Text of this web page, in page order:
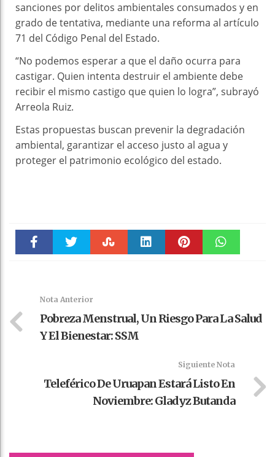
sanciones por delitos ambientales consumados y en
grado de tentativa, mediante una reforma al artículo
71 del Código Penal del Estado.
“No podemos esperar a que el daño ocurra para
castigar. Quien intenta destruir el ambiente debe
recibir el mismo castigo que quien lo logra”, subrayó
Arreola Ruiz.
Estas propuestas buscan prevenir la degradación
ambiental, garantizar el acceso justo al agua y
proteger el patrimonio ecológico del estado.
Nota Anterior
Pobreza Menstrual, Un Riesgo Para La Salud
Y El Bienestar: SSM
Siguiente Nota
Teleférico De Uruapan Estará Listo En
Noviembre: Gladyz Butanda